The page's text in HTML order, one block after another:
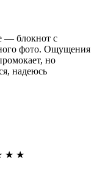
— блокнот с
фото. Ощущения
но
надеюсь
★ ★